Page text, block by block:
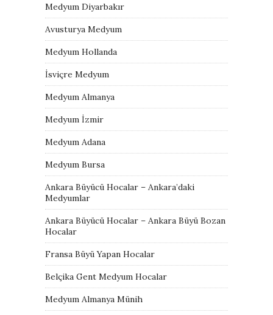
Medyum Diyarbakır
Avusturya Medyum
Medyum Hollanda
İsviçre Medyum
Medyum Almanya
Medyum İzmir
Medyum Adana
Medyum Bursa
Ankara Büyücü Hocalar – Ankara’daki
Medyumlar
Ankara Büyücü Hocalar – Ankara Büyü Bozan
Hocalar
Fransa Büyü Yapan Hocalar
Belçika Gent Medyum Hocalar
Medyum Almanya Münih